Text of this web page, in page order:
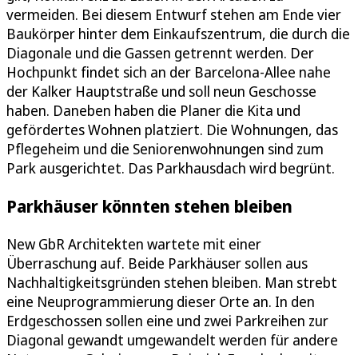
vermeiden. Bei diesem Entwurf stehen am Ende vier
Baukörper hinter dem Einkaufszentrum, die durch die
Diagonale und die Gassen getrennt werden. Der
Hochpunkt findet sich an der Barcelona-Allee nahe
der Kalker Hauptstraße und soll neun Geschosse
haben. Daneben haben die Planer die Kita und
gefördertes Wohnen platziert. Die Wohnungen, das
Pflegeheim und die Seniorenwohnungen sind zum
Park ausgerichtet. Das Parkhausdach wird begrünt.
Parkhäuser könnten stehen bleiben
New GbR Architekten wartete mit einer
Überraschung auf. Beide Parkhäuser sollen aus
Nachhaltigkeitsgründen stehen bleiben. Man strebt
eine Neuprogrammierung dieser Orte an. In den
Erdgeschossen sollen eine und zwei Parkreihen zur
Diagonal gewandt umgewandelt werden für andere